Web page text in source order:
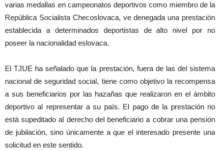
varias medallas en campeonatos deportivos como miembro de la
República Socialista Checoslovaca, ve denegada una prestación
establecida a determinados deportistas de alto nivel por no
poseer la nacionalidad eslovaca.
El TJUE ha señalado que la prestación, fuera de las del sistema
nacional de seguridad social, tiene como objetivo la recompensa
a sus beneficiarios por las hazañas que realizaron en el ámbito
deportivo al representar a su país. El pago de la prestación no
está supeditado al derecho del beneficiario a cobrar una pensión
de jubilación, sino únicamente a que el interesado presente una
solicitud en este sentido.